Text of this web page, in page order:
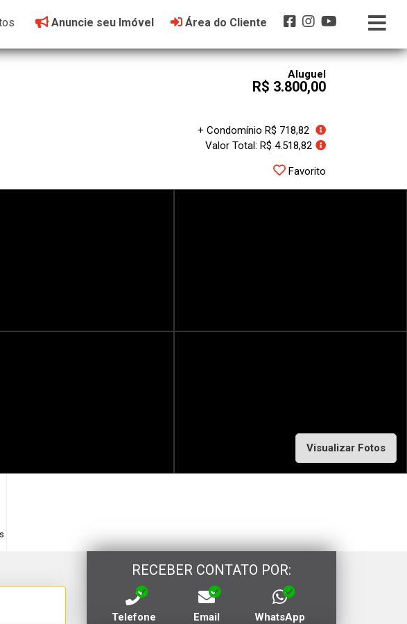
Anuncie seu Imóvel Área do Cliente
Aluguel
R$ 3.800,00
+ Condomínio R$ 718,82
Valor Total: R$ 4.518,82
Favorito
Visualizar Fotos
RECEBER CONTATO POR:
Telefone Email WhatsApp